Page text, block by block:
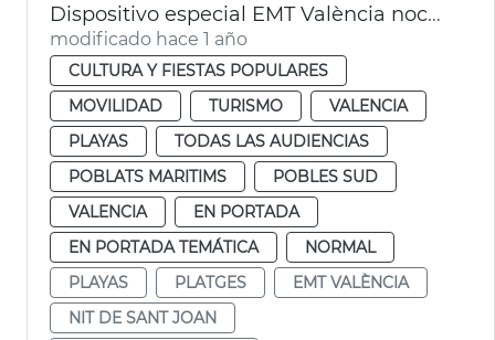
Dispositivo especial EMT València noche San Juan
modificado hace 1 año
CULTURA Y FIESTAS POPULARES
MOVILIDAD
TURISMO
VALENCIA
PLAYAS
TODAS LAS AUDIENCIAS
POBLATS MARITIMS
POBLES SUD
VALENCIA
EN PORTADA
EN PORTADA TEMÁTICA
NORMAL
PLAYAS
PLATGES
EMT VALÈNCIA
NIT DE SANT JOAN